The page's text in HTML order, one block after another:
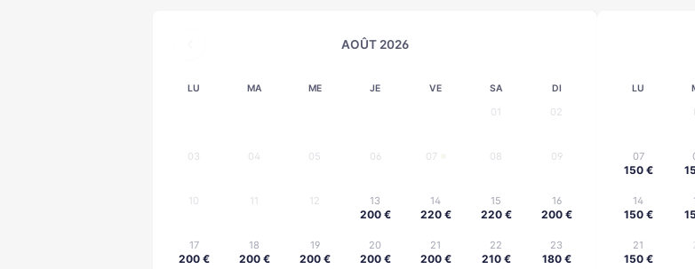
AOÛT 2026
LU MA ME JE VE SA DI
01 02
03 04 05 06 07 08 09
10 11 12 13
200 €
14
220 €
15
220 €
16
200 €
17
200 €
18
200 €
19
200 €
20
200 €
21
200 €
22
210 €
23
180 €
LU
07
150 €
14
150 €
21
150 €